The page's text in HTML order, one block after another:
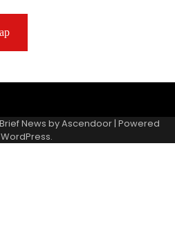
Page
News byAscendoor| Powered
WordPress.